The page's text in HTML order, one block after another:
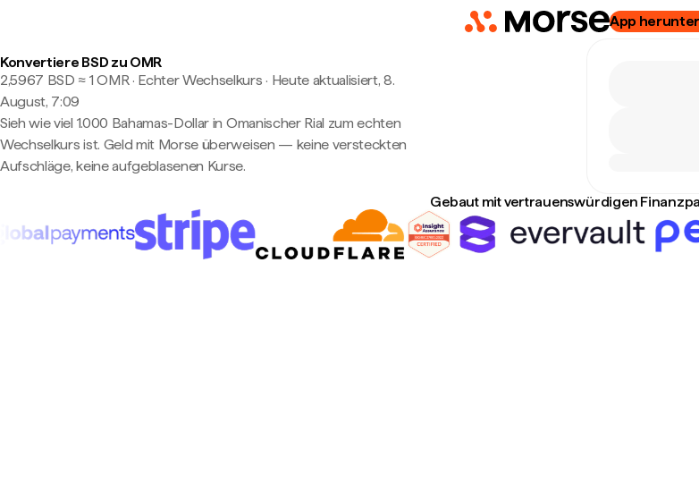
App
Konvertiere BSD zu OMR
2,5967 BSD ≈ 1 OMR · Echter Wechselkurs · Heute aktualisiert, 8.
August, 7:09
Sieh wie viel 1.000 Bahamas-Dollar in Omanischer Rial zum echten
Wechselkurs ist. Geld mit Morse überweisen — keine versteckten
Aufschläge, keine aufgeblasenen Kurse.
Gebaut mit vertrauenswürdigen